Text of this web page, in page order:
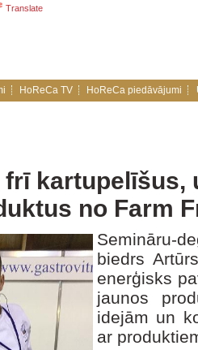
Translate
HoReCa TV HoReCa piedāvājumi
frī kartupelīšus,
no Farm
Semināru-
biedrs
enerģisks
jaunos
idejām un
ar